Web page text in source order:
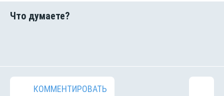
КОММЕНТИРОВАТЬ